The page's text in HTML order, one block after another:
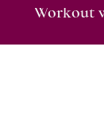
Workout